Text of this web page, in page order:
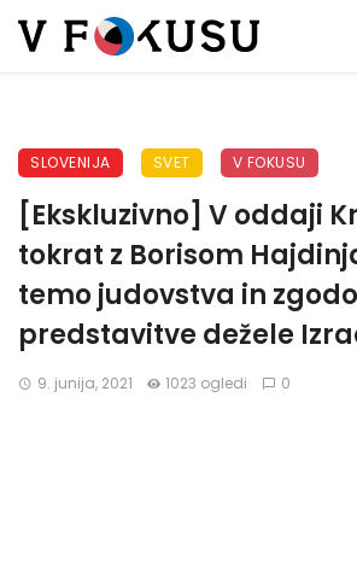
SLOVENIJA SVET V FOKUSU
[Ekskluzivno] V oddaji
tokrat z Borisom
temo judovstva in
predstavitve dežele
9. junija, 2021 1023 ogledi 0